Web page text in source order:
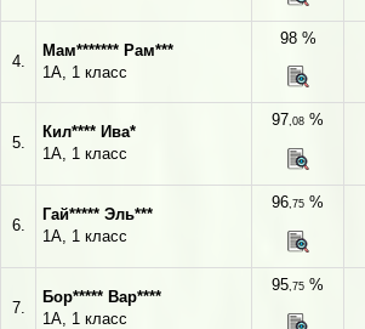
4.
Мам******* Рам***
1А, 1 класс
98 %
5.
Кил**** Ива*
1А, 1 класс
97,08 %
6.
Гай***** Эль***
1А, 1 класс
96,75 %
7.
Бор***** Вар****
1А, 1 класс
95,75 %